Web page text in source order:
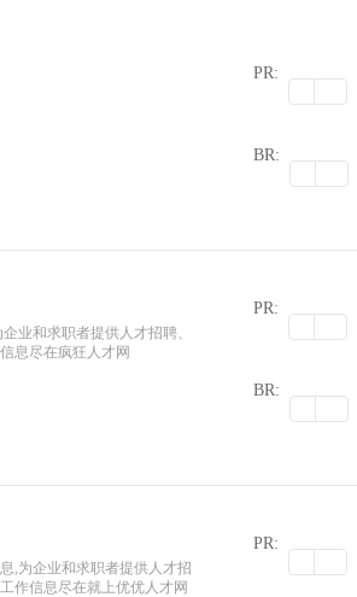
PR:
BR:
业和求职者提供人才招聘、
息尽在疯狂人才网
PR:
BR:
,为企业和求职者提供人才招
作信息尽在就上优优人才网
PR: